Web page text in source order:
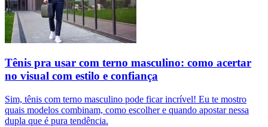
Tênis pra usar com terno masculino: como acertar
no visual com estilo e confiança
Sim, tênis com terno masculino pode ficar incrível! Eu te mostro
quais modelos combinam, como escolher e quando apostar nessa
dupla que é pura tendência.